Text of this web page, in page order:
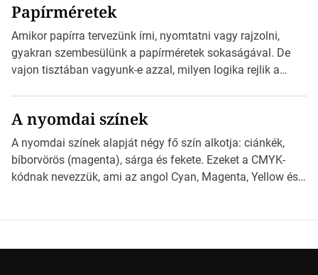
Illustratorban készült vektorgrafika. *Hirdetés Minden
esetben konzultáljunk a nyomdával, mielőtt elkezdjük a
nyomdai előkészítést!Nehogy az elkészült munka után
derüljön ki, hogy valamit másképp kellett volna csinálni! […]
Papírméretek
Amikor papírra tervezünk írni, nyomtatni vagy rajzolni,
gyakran szembesülünk a papírméretek sokaságával. De
vajon tisztában vagyunk-e azzal, milyen logika rejlik a
*Hirdetés Ebben a cikkben a papírméretek izgalmas
világába kalauzolunk el téged, hogy jobban megértsd,
milyen szempontok alapján érdemes választanod a
jövőben. Bevezetés a papírméretek világába A […]
A nyomdai színek
A nyomdai színek alapját négy fő szín alkotja: ciánkék,
bíborvörös (magenta), sárga és fekete. Ezeket a CMYK-
kódnak nevezzük, ami az angol Cyan, Magenta, Yellow és